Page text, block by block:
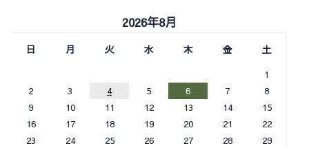
2026年8月
日 月 火 水 木 金
土
1
2
3 4 5 6 7
8
9
10 11 12 13 14
15
16
17 18 19 20 21
22
23
24 25 26 27 28
29